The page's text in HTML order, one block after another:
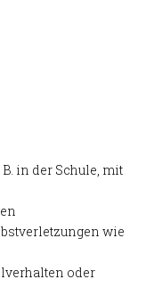
in der Schule, mit
wie
oder